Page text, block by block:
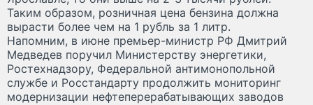
Таким образом, розничная цена бензина должна
вырасти более чем на 1 рубль за 1 литр.
Напомним, в июне премьер-министр РФ Дмитрий
Медведев поручил Министерству энергетики,
Ростехнадзору, Федеральной антимонопольной
службе и Росстандарту продолжить мониторинг
модернизации нефтеперерабатывающих заводов